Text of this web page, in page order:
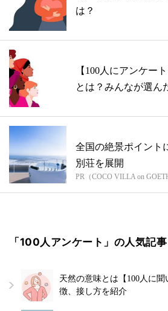
は？
【100人にアンケー
とは？みんなが選ん
全国の絶景ポイント
別荘を展開
PR（COCO VILLA on
「100人アンケート」の人気記事
天然の意味とは【100人に
徴、接し方を紹介